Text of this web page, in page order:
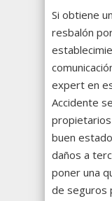
Si obtiene
resbalón
expert en
Accidente
buen
daños a
poner una
de seguros